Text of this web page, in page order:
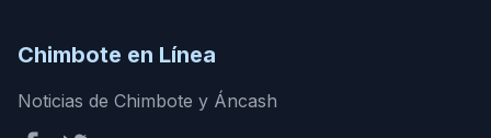
Chimbote en Línea
Noticias de Chimbote y Áncash